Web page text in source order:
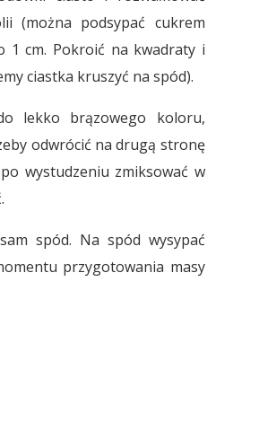
(można podsypać cukrem
1 cm. Pokroić na kwadraty i
ciastka kruszyć na spód).
lekko brązowego koloru,
odwrócić na drugą stronę
wystudzeniu zmiksować w
spód. Na spód wysypać
przygotowania masy